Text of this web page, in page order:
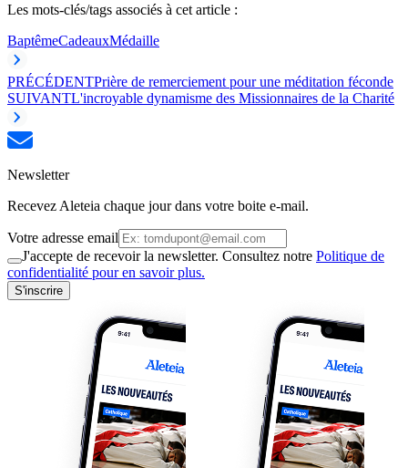
Les mots-clés/tags associés à cet article :
BaptêmeCadeauxMédaille
PRÉCÉDENTPrière de remerciement pour une méditation féconde
SUIVANTL'incroyable dynamisme des Missionnaires de la Charité
Newsletter
Recevez Aleteia chaque jour dans votre boite e-mail.
Votre adresse email
J'accepte de recevoir la newsletter. Consultez notre Politique de
confidentialité pour en savoir plus.
S'inscrire